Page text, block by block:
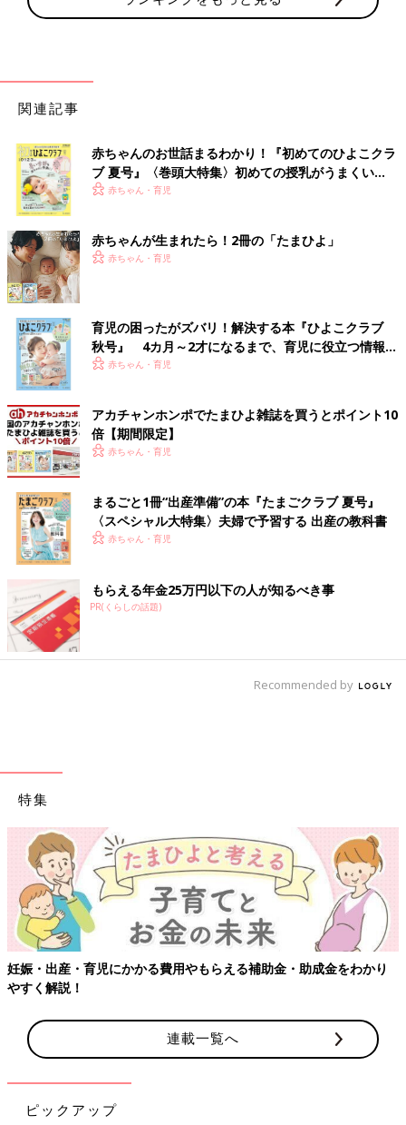
関連記事
赤ちゃんのお世話まるわかり！『初めてのひよこクラ
ブ 夏号』〈巻頭大特集〉初めての授乳がうまくい
く！ おっぱい・ミルクの基本と夏のトラブル 解決テ
赤ちゃん・育児
赤ちゃんが生まれたら！2冊の「たまひよ」
赤ちゃん・育児
育児の困ったがズバリ！解決する本『ひよこクラブ
秋号』 4カ月～2才になるまで、育児に役立つ情報が
いっぱい！
赤ちゃん・育児
アカチャンホンポでたまひよ雑誌を買うとポイント10
倍【期間限定】
赤ちゃん・育児
まるごと1冊“出産準備”の本『たまごクラブ 夏号』
〈スペシャル大特集〉夫婦で予習する 出産の教科書
赤ちゃん・育児
もらえる年金25万円以下の人が知るべき事
PR(くらしの話題)
Recommended by
特集
・出産・育児にかかる費用やもらえる補助金・助成金をわかり
く解説！
連載一覧へ
ピックアップ